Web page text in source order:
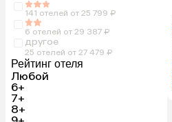
141 отелей от 25 799 ₽
6 отелей от 29 387 ₽
другое
25 отелей от 27 479 ₽
Рейтинг отеля
Любой
6+
7+
8+